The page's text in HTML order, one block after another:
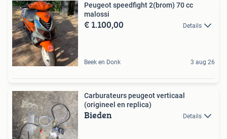
Peugeot speedfight 2(brom) 70 cc
malossi
€ 1.100,00 Details
Beek en Donk 3 aug 26
Carburateurs peugeot verticaal
(origineel en replica)
Bieden Details